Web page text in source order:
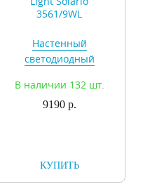
Настенный
светодиодный
Light Solario
3561/9WL
В наличии 132 шт.
9190 р.
КУПИТЬ